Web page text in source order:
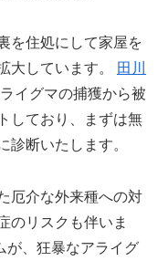
を住処にして家屋を
大しています。
田川
イグマの捕獲から被
しており、まずは無
診断いたします。
厄介な外来種への対
のリスクも伴いま
が、狂暴なアライグ